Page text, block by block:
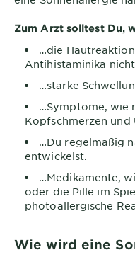
Zum Arzt solltest Du,
…die
Antihistaminika
…starke
…Symptome, wie
Kopfschmerzen und
…Du regelmäßig
entwickelst.
…Medikamente,
oder die Pille im
photoallergische
Wie wird eine